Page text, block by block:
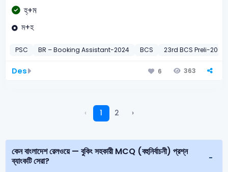
হ্+ম
ম+হ
PSC BR – Booking Assistant-2024 BCS 23rd BCS Preli-2001
Des 6 363
‹ 1 2 ›
কেন বাংলাদেশ রেলওয়ে — বুকিং সহকারী MCQ (বহুনির্বাচনী) প্রশ্ন
ব্যাংকটি সেরা?